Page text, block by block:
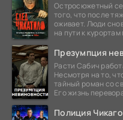
Остросюжетный
того, что после
оживает. Люди
на пути к
Презумпция
Расти Сабич
Несмотря на то,
тайный роман со
Его жизнь
Полиция